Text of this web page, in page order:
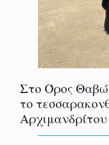
Στο Όρος
το